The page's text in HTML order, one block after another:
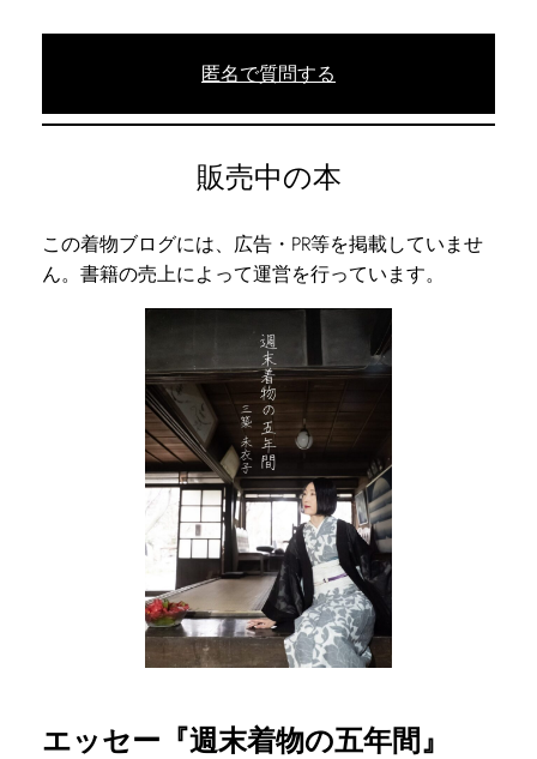
匿名で質問する
販売中の本
この着物ブログには、広告・PR等を掲載していませ
ん。書籍の売上によって運営を行っています。
エッセー『週末着物の五年間』